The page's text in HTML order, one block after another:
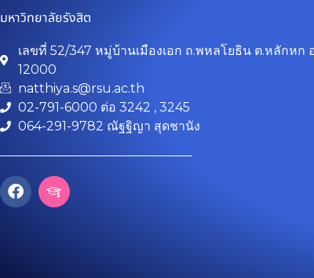
มหาวิทยาลัยรังสิต
เลขที่ 52/347 หมู่บ้านเมืองเอก ถ.พหลโยธิน ต.หลักหก
12000
natthiya.s@rsu.ac.th
02-791-6000 ต่อ 3242 , 3245
064-291-9782 ณัฐฐิญา สุดชานัง
F
a
I
c